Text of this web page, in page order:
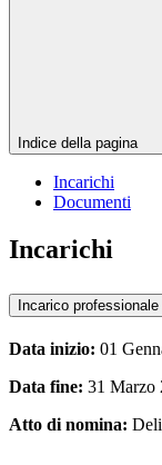
Indice della pagina
Incarichi
Documenti
Incarichi
Incarico
Data inizio: 01
Data fine: 31 Marzo
Atto di nomina: